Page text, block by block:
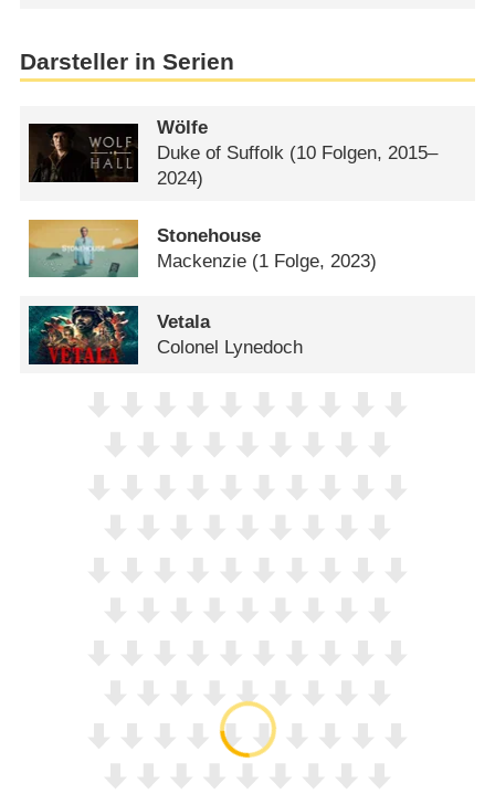
Darsteller in Serien
Wölfe
Duke of Suffolk (10 Folgen, 2015–
2024)
Stonehouse
Mackenzie (1 Folge, 2023)
Vetala
Colonel Lynedoch